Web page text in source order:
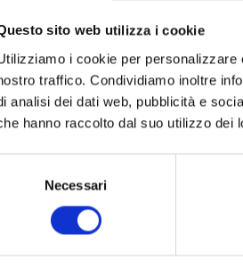
sito web utilizza i cookie
i cookie per
traffico. Condividiamo inoltre
analisi dei dati web, pubblicità e
hanno raccolto dal suo utilizzo dei
Necessari
cosa fare e cosa
Pisa?
Subito una
Per
Servizio
Ufficio